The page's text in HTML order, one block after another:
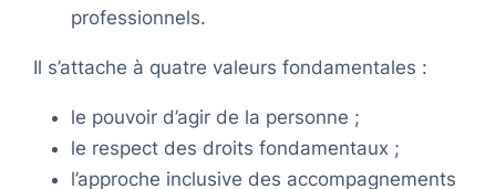
professionnels.
Il s’attache à quatre valeurs fondamentales :
le pouvoir d’agir de la personne ;
le respect des droits fondamentaux ;
l’approche inclusive des accompagnements